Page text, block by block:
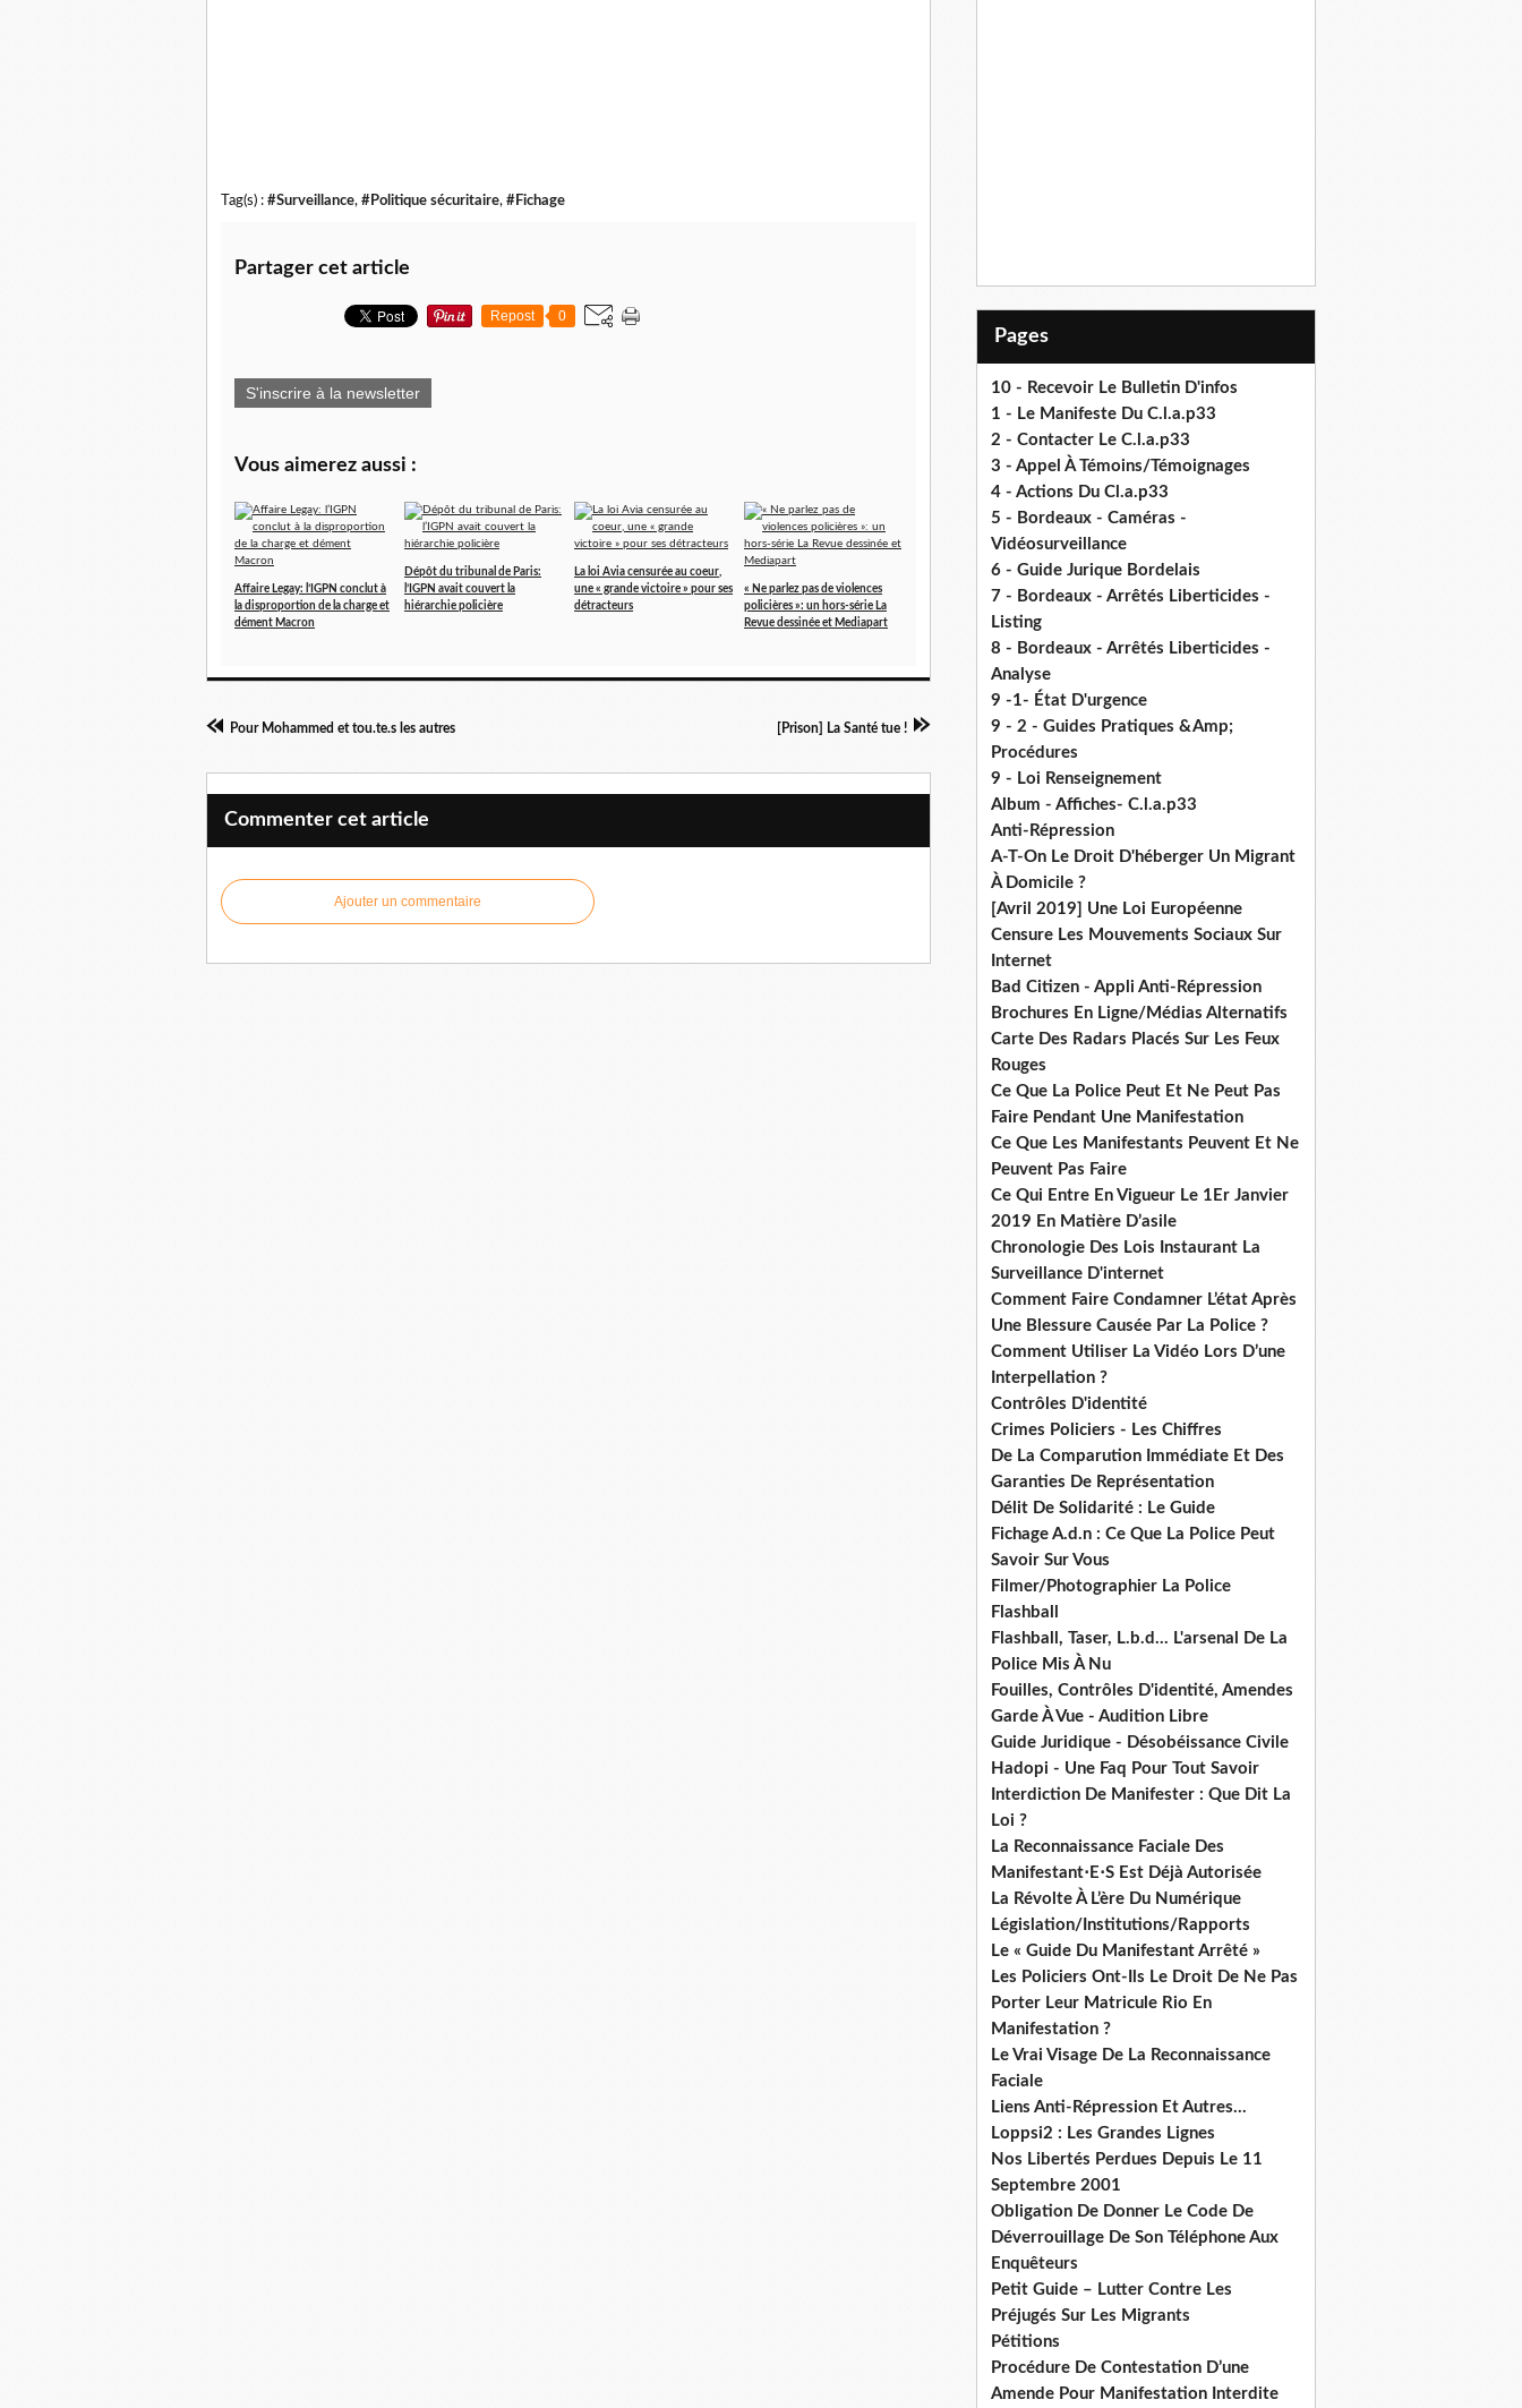
Tag(s) : #Surveillance, #Politique sécuritaire, #Fichage
Partager cet article
Repost 0
S'inscrire à la newsletter
Vous aimerez aussi :
Affaire Legay: l’IGPN conclut à
la disproportion de la charge et
dément Macron
Dépôt du tribunal de Paris:
l’IGPN avait couvert la
hiérarchie policière
La loi Avia censurée au coeur,
une « grande victoire » pour ses
détracteurs
« Ne parlez pas de violences
policières »: un hors-série La
Revue dessinée et Mediapart
Pour Mohammed et tou.te.s les autres [Prison] La Santé tue !
Commenter cet article
Ajouter un commentaire
Pages
10 - Recevoir Le Bulletin D'infos
1 - Le Manifeste Du C.l.a.p33
2 - Contacter Le C.l.a.p33
3 - Appel À Témoins/Témoignages
4 - Actions Du Cl.a.p33
5 - Bordeaux - Caméras -
Vidéosurveillance
6 - Guide Jurique Bordelais
7 - Bordeaux - Arrêtés Liberticides -
Listing
8 - Bordeaux - Arrêtés Liberticides -
Analyse
9 -1- État D'urgence
9 - 2 - Guides Pratiques &Amp;
Procédures
9 - Loi Renseignement
Album - Affiches- C.l.a.p33
Anti-Répression
A-T-On Le Droit D'héberger Un Migrant
À Domicile ?
[Avril 2019] Une Loi Européenne
Censure Les Mouvements Sociaux Sur
Internet
Bad Citizen - Appli Anti-Répression
Brochures En Ligne/Médias Alternatifs
Carte Des Radars Placés Sur Les Feux
Rouges
Ce Que La Police Peut Et Ne Peut Pas
Faire Pendant Une Manifestation
Ce Que Les Manifestants Peuvent Et Ne
Peuvent Pas Faire
Ce Qui Entre En Vigueur Le 1Er Janvier
2019 En Matière D’asile
Chronologie Des Lois Instaurant La
Surveillance D'internet
Comment Faire Condamner L’état Après
Une Blessure Causée Par La Police ?
Comment Utiliser La Vidéo Lors D’une
Interpellation ?
Contrôles D'identité
Crimes Policiers - Les Chiffres
De La Comparution Immédiate Et Des
Garanties De Représentation
Délit De Solidarité : Le Guide
Fichage A.d.n : Ce Que La Police Peut
Savoir Sur Vous
Filmer/Photographier La Police
Flashball
Flashball, Taser, L.b.d... L'arsenal De La
Police Mis À Nu
Fouilles, Contrôles D'identité, Amendes
Garde À Vue - Audition Libre
Guide Juridique - Désobéissance Civile
Hadopi - Une Faq Pour Tout Savoir
Interdiction De Manifester : Que Dit La
Loi ?
La Reconnaissance Faciale Des
Manifestant⋅E⋅S Est Déjà Autorisée
La Révolte À L’ère Du Numérique
Législation/Institutions/Rapports
Le « Guide Du Manifestant Arrêté »
Les Policiers Ont-Ils Le Droit De Ne Pas
Porter Leur Matricule Rio En
Manifestation ?
Le Vrai Visage De La Reconnaissance
Faciale
Liens Anti-Répression Et Autres...
Loppsi2 : Les Grandes Lignes
Nos Libertés Perdues Depuis Le 11
Septembre 2001
Obligation De Donner Le Code De
Déverrouillage De Son Téléphone Aux
Enquêteurs
Petit Guide – Lutter Contre Les
Préjugés Sur Les Migrants
Pétitions
Procédure De Contestation D’une
Amende Pour Manifestation Interdite